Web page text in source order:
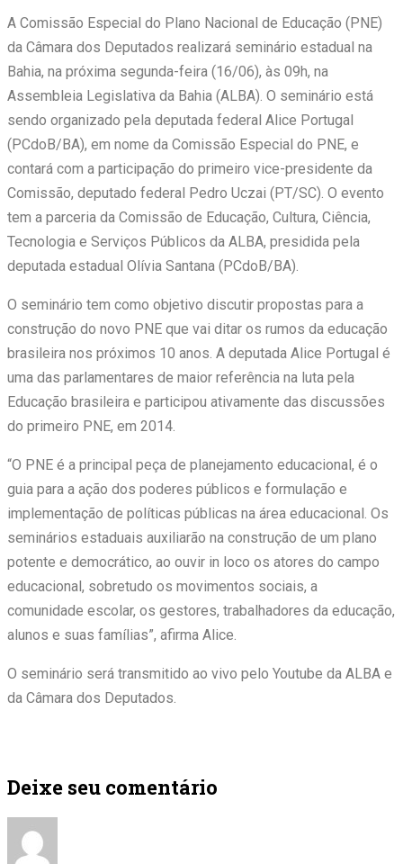
A Comissão Especial do Plano Nacional de Educação (PNE)
da Câmara dos Deputados realizará seminário estadual na
Bahia, na próxima segunda-feira (16/06), às 09h, na
Assembleia Legislativa da Bahia (ALBA). O seminário está
sendo organizado pela deputada federal Alice Portugal
(PCdoB/BA), em nome da Comissão Especial do PNE, e
contará com a participação do primeiro vice-presidente da
Comissão, deputado federal Pedro Uczai (PT/SC). O evento
tem a parceria da Comissão de Educação, Cultura, Ciência,
Tecnologia e Serviços Públicos da ALBA, presidida pela
deputada estadual Olívia Santana (PCdoB/BA).
O seminário tem como objetivo discutir propostas para a
construção do novo PNE que vai ditar os rumos da educação
brasileira nos próximos 10 anos. A deputada Alice Portugal é
uma das parlamentares de maior referência na luta pela
Educação brasileira e participou ativamente das discussões
do primeiro PNE, em 2014.
“O PNE é a principal peça de planejamento educacional, é o
guia para a ação dos poderes públicos e formulação e
implementação de políticas públicas na área educacional. Os
seminários estaduais auxiliarão na construção de um plano
potente e democrático, ao ouvir in loco os atores do campo
educacional, sobretudo os movimentos sociais, a
comunidade escolar, os gestores, trabalhadores da educação,
alunos e suas famílias”, afirma Alice.
O seminário será transmitido ao vivo pelo Youtube da ALBA e
da Câmara dos Deputados.
Deixe seu comentário